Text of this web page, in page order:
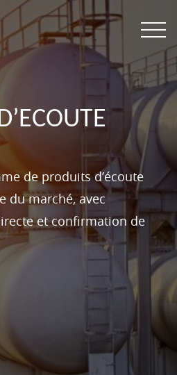
de produits d’écoute
du marché, avec
et confirmation de